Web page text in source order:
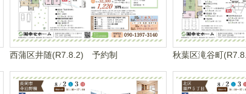
西蒲区井随(R7.8.2) 予約制 秋葉区滝谷町